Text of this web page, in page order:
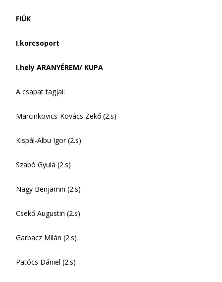
FIÚK
I.korcsoport
I.hely ARANYÉREM/ KUPA
A csapat tagjai:
Marcinkovics-Kovács Zekő (2.s)
Kispál-Albu Igor (2.s)
Szabó Gyula (2.s)
Nagy Benjamin (2.s)
Csekő Augustin (2.s)
Garbacz Milán (2.s)
Patócs Dániel (2.s)